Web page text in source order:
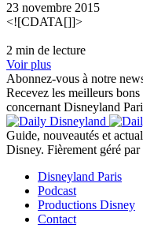
23 novembre 2015
<![CDATA[]]>
2 min de lecture
Voir plus
Abonnez-vous à notre
Recevez les meilleurs
concernant Disneyland
Guide, nouveautés et
Disney. Fièrement géré
Disneyland Paris
Podcast
Productions Disney
Contact